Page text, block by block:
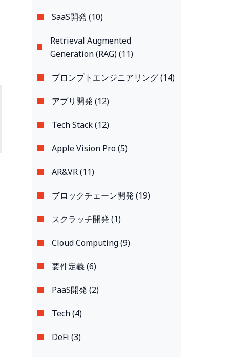
SaaS開発 (10)
Retrieval Augmented
Generation (RAG) (11)
プロンプトエンジニアリング (14)
アプリ開発 (12)
Tech Stack (12)
Apple Vision Pro (5)
AR&VR (11)
ブロックチェーン開発 (19)
スクラッチ開発 (1)
Cloud Computing (9)
要件定義 (6)
PaaS開発 (2)
Tech (4)
DeFi (3)